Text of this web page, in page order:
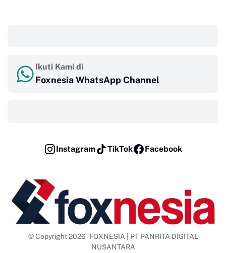
Ikuti Kami di
Foxnesia WhatsApp Channel
Instagram TikTok Facebook
© Copyright 2026 - FOXNESIA | PT PANRITA DIGITAL
NUSANTARA